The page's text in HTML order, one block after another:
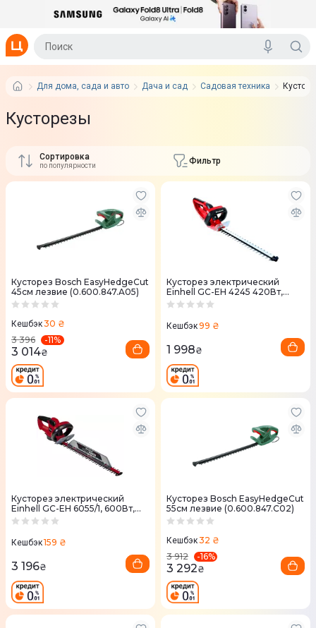
Для дома, сада и авто Дача и сад Садовая техника
Кусторезы
Сортировка
по популярности Фильтр
Кусторез Bosch EasyHedgeCut
45см лезвие (0.600.847.A05)
Кешбэк30 ₴
3 396
-11%
3 014₴
Кусторез электрический
Einhell GC-EH 4245 420Вт,
510мм (3403460)
Кешбэк99 ₴
1 998₴
Кусторез электрический
Einhell GC-EH 6055/1, 600Вт,
610мм (3403320)
Кешбэк159 ₴
3 196₴
Кусторез Bosch EasyHedgeCut
55см лезвие (0.600.847.C02)
Кешбэк32 ₴
3 912
-16%
3 292₴